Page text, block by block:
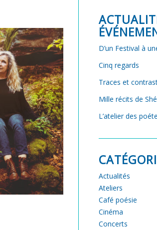
D’un Festival à
Cinq regards
Traces et
Mille récits de
L’atelier des
Actualités
Ateliers
Café poésie
Cinéma
Concerts